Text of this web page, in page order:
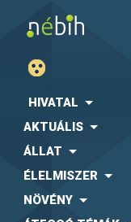
HIVATAL
AKTUÁLIS
ÁLLAT
ÉLELMISZER
NÖVÉNY